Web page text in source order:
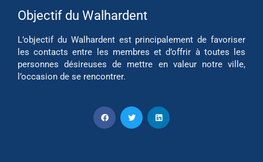
Objectif du Walhardent
L’objectif du Walhardent est principalement de favoriser
les contacts entre les membres et d’offrir à toutes les
personnes désireuses de mettre en valeur notre ville,
l’occasion de se rencontrer.